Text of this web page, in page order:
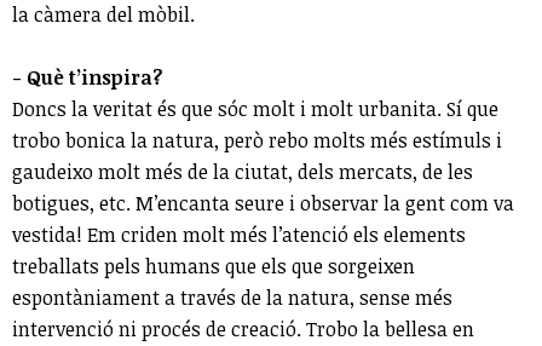
la càmera del mòbil.
- Què t’inspira?
Doncs la veritat és que sóc molt i molt urbanita. Sí que
trobo bonica la natura, però rebo molts més estímuls i
gaudeixo molt més de la ciutat, dels mercats, de les
botigues, etc. M’encanta seure i observar la gent com va
vestida! Em criden molt més l’atenció els elements
treballats pels humans que els que sorgeixen
espontàniament a través de la natura, sense més
intervenció ni procés de creació. Trobo la bellesa en